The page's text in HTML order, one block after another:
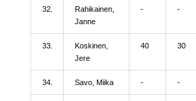
32.
Rahikainen,
Janne
- -
33.
Koskinen,
Jere
40 30
34. Savo, Miika - -